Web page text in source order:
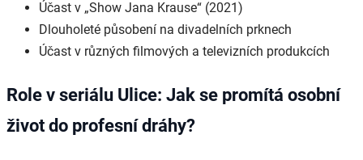
Účast v „Show Jana Krause“ (2021)
Dlouholeté působení na divadelních prknech
Účast v různých filmových a televizních produkcích
Role v seriálu Ulice: Jak se promítá osobní
život do profesní dráhy?